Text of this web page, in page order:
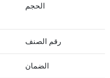
الحجم
رقم الصنف
الضمان